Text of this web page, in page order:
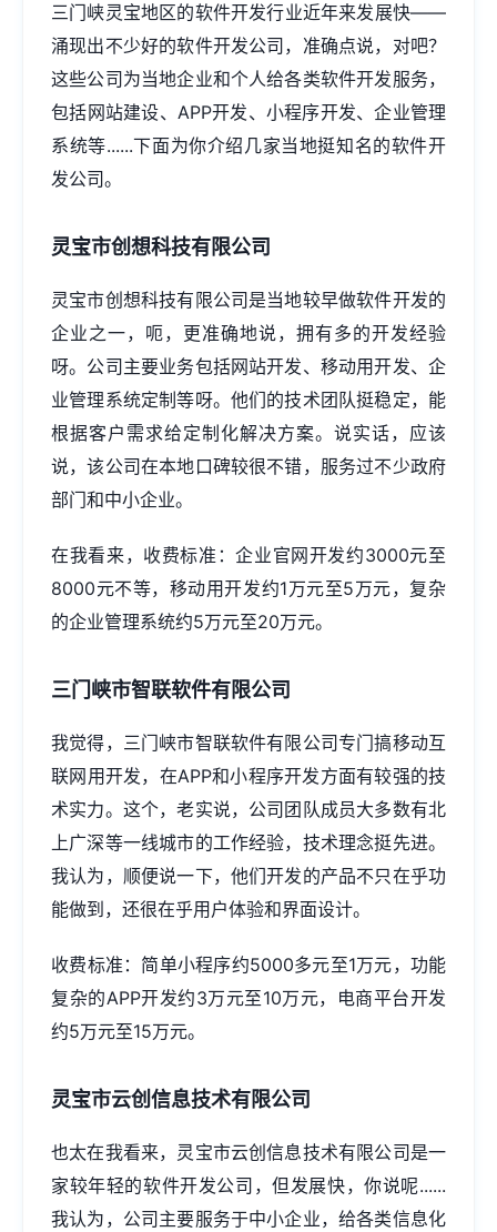
三门峡灵宝地区的软件开发行业近年来发展快——
涌现出不少好的软件开发公司，准确点说，对吧？
这些公司为当地企业和个人给各类软件开发服务，
包括网站建设、APP开发、 小程序开发、企业管理
系统等......下面为你介绍几家当地挺知名的软件开
发公司。
灵宝市创想科技有限公司
灵宝市创想科技有限公司是当地较早做软件开发的
企业之一，呃，更准确地说，拥有多的开发经验
呀。公司主要业务包括网站开发、移动用开发、企
业管理系统定制等呀。他们的技术团队挺稳定，能
根据客户需求给定制化解决方案。说实话，应该
说，该公司在本地口碑较很不错，服务过不少政府
部门和中小企业。
在我看来，收费标准：企业官网开发约3000元至
8000元不等，移动用开发约1万元至5万元，复杂
的企业管理系统约5万元至20万元。
三门峡市智联软件有限公司
我觉得，三门峡市智联软件有限公司专门搞移动互
联网用开发，在APP和小程序开发方面有较强的技
术实力。这个，老实说，公司团队成员大多数有北
上广深等一线城市的工作经验，技术理念挺先进。
我认为，顺便说一下，他们开发的产品不只在乎功
能做到，还很在乎用户体验和界面设计。
收费标准：简单小程序约5000多元至1万元，功能
复杂的APP开发约3万元至10万元，电商平台开发
约5万元至15万元。
灵宝市云创信息技术有限公司
也太在我看来，灵宝市云创信息技术有限公司是一
家较年轻的软件开发公司，但发展快，你说呢......
我认为，公司主要服务于中小企业，给各类信息化